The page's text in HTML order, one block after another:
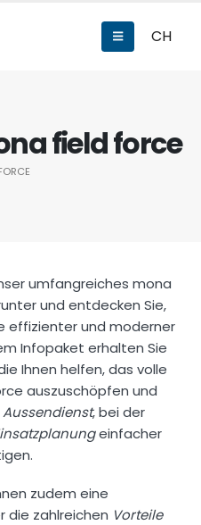
CH
field force
umfangreiches mona
und entdecken Sie,
effizienter und moderner
Infopaket erhalten Sie
Ihnen helfen, das volle
auszuschöpfen und
Aussendienst, bei der
einfacher
zudem eine
die zahlreichen Vorteile